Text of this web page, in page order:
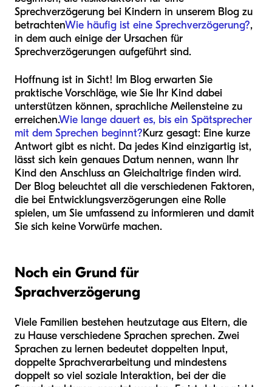
Sprechverzögerung bei Kindern in unserem Blog zu
betrachtenWie häufig ist eine Sprechverzögerung?,
in dem auch einige der Ursachen für
Sprechverzögerungen aufgeführt sind.
Hoffnung ist in Sicht! Im Blog erwarten Sie
praktische Vorschläge, wie Sie Ihr Kind dabei
unterstützen können, sprachliche Meilensteine zu
erreichen.Wie lange dauert es, bis ein Spätsprecher
mit dem Sprechen beginnt?Kurz gesagt: Eine kurze
Antwort gibt es nicht. Da jedes Kind einzigartig ist,
lässt sich kein genaues Datum nennen, wann Ihr
Kind den Anschluss an Gleichaltrige finden wird.
Der Blog beleuchtet all die verschiedenen Faktoren,
die bei Entwicklungsverzögerungen eine Rolle
spielen, um Sie umfassend zu informieren und damit
Sie sich keine Vorwürfe machen.
Noch ein Grund für
Sprachverzögerung
Viele Familien bestehen heutzutage aus Eltern, die
zu Hause verschiedene Sprachen sprechen. Zwei
Sprachen zu lernen bedeutet doppelten Input,
doppelte Sprachverarbeitung und mindestens
doppelt so viel soziale Interaktion, bei der die